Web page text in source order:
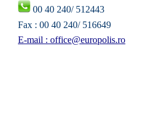
00 40 240/ 512443
Fax : 00 40 240/ 516649
E-mail : office@europolis.ro